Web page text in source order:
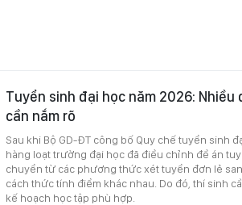
Tuyển sinh đại học năm 2026: Nhiều
cần nắm rõ
Sau khi Bộ GD-ĐT công bố Quy chế tuyển sinh
hàng loạt trường đại học đã điều chỉnh đề án
chuyển từ các phương thức xét tuyển đơn lẻ
cách thức tính điểm khác nhau. Do đó, thí sinh
kế hoạch học tập phù hợp.